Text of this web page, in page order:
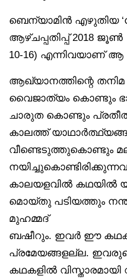
ബെന്യാമിൻ എഴുതിയ
ആഴ്ചപ്പതിപ്പ് 2018 ജൂൺ
10-16) എന്നിവയാണ്
ആഖ്യാനത്തിന്റെ
വൈജാത്യം കൊണ്ടും
ചാരുത കൊണ്ടും
കാലത്ത്
വീണ്ടെടുത്തുകൊണ്ടും
കാലയളവിൽ കഥയിൽ
മൊയ്തു പടിയത്തും
മുഹമ്മദ്
ബഷീറും. ഇവർ ഈ
പ്രമേയങ്ങളല്ല.
കഥകളിൽ